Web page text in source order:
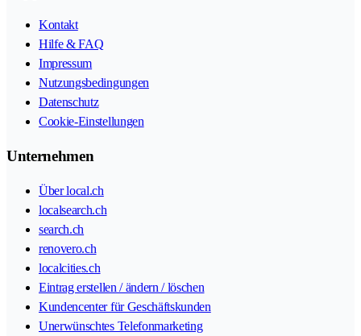
Kontakt
Hilfe & FAQ
Impressum
Nutzungsbedingungen
Datenschutz
Cookie-Einstellungen
Unternehmen
Über local.ch
localsearch.ch
search.ch
renovero.ch
localcities.ch
Eintrag erstellen / ändern / löschen
Kundencenter für Geschäftskunden
Unerwünschtes Telefonmarketing